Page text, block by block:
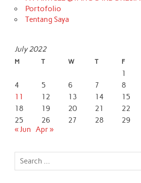
Portofolio
Tentang Saya
July 2022
M T W T F
1
4
5 6 7 8
11
12 13 14 15
18
19 20 21 22
25
26 27 28 29
« Jun Apr »